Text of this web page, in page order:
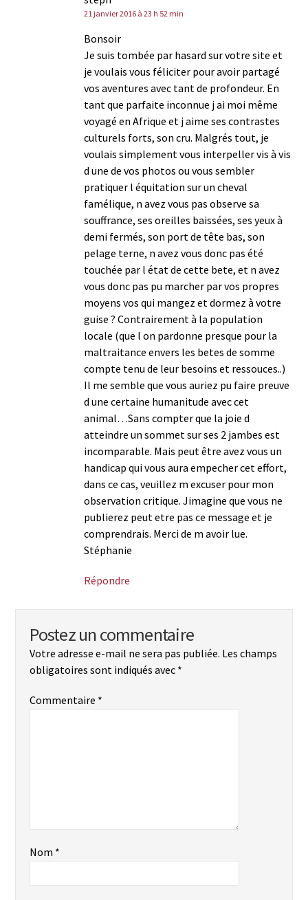
21 janvier 2016 à 23 h 52 min
Bonsoir
Je suis tombée par hasard sur votre site et
je voulais vous féliciter pour avoir partagé
vos aventures avec tant de profondeur. En
tant que parfaite inconnue j ai moi même
voyagé en Afrique et j aime ses contrastes
culturels forts, son cru. Malgrés tout, je
voulais simplement vous interpeller vis à vis
d une de vos photos ou vous sembler
pratiquer l équitation sur un cheval
famélique, n avez vous pas observe sa
souffrance, ses oreilles baissées, ses yeux à
demi fermés, son port de tête bas, son
pelage terne, n avez vous donc pas été
touchée par l état de cette bete, et n avez
vous donc pas pu marcher par vos propres
moyens vos qui mangez et dormez à votre
guise ? Contrairement à la population
locale (que l on pardonne presque pour la
maltraitance envers les betes de somme
compte tenu de leur besoins et ressouces..)
Il me semble que vous auriez pu faire preuve
d une certaine humanitude avec cet
animal…Sans compter que la joie d
atteindre un sommet sur ses 2 jambes est
incomparable. Mais peut être avez vous un
handicap qui vous aura empecher cet effort,
dans ce cas, veuillez m excuser pour mon
observation critique. Jimagine que vous ne
publierez peut etre pas ce message et je
comprendrais. Merci de m avoir lue.
Stéphanie
Répondre
Postez un commentaire
Votre adresse e-mail ne sera pas publiée. Les champs
obligatoires sont indiqués avec *
Commentaire *
Nom *